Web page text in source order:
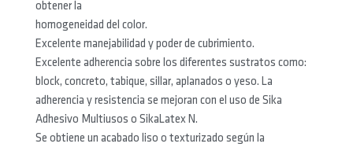
obtener la
homogeneidad del color.
Excelente manejabilidad y poder de cubrimiento.
Excelente adherencia sobre los diferentes sustratos como:
block, concreto, tabique, sillar, aplanados o yeso. La
adherencia y resistencia se mejoran con el uso de Sika
Adhesivo Multiusos o SikaLatex N.
Se obtiene un acabado liso o texturizado según la